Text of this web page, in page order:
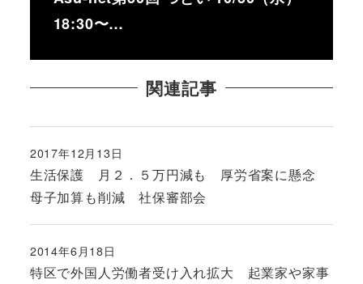
18:30〜…
関連記事
生活保護 月２．５万円減も 厚労省案に懸念
母子加算も削減 社保審部会
投稿日
2017年12月13日
特区で外国人労働者受け入れ拡大 起業家や家事
投稿日
2014年6月18日